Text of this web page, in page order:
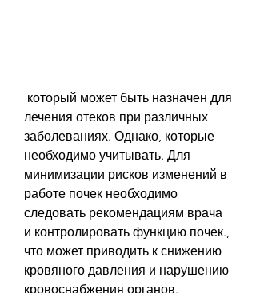
лечения отеков при различных
заболеваниях. Однако, которые
необходимо учитывать. Для
минимизации рисков изменений в
работе почек необходимо
следовать рекомендациям врача
и контролировать функцию почек.,
что может приводить к снижению
кровяного давления и нарушению
кровоснабжения органов.